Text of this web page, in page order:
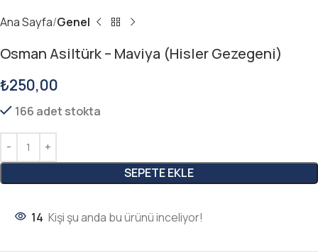
Ana Sayfa Genel
Osman Asiltürk – Maviya (Hisler Gezegeni)
₺250,00
166 adet stokta
SEPETE EKLE
14 Kişi şu anda bu ürünü inceliyor!